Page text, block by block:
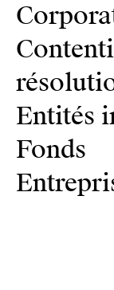
Entités
Fonds